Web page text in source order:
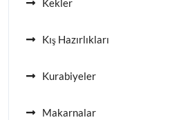
Kekler
Kış Hazırlıkları
Kurabiyeler
Makarnalar